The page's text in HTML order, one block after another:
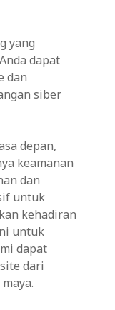
yang
dapat
dan
siber
depan,
keamanan
dan
untuk
kehadiran
untuk
dapat
dari